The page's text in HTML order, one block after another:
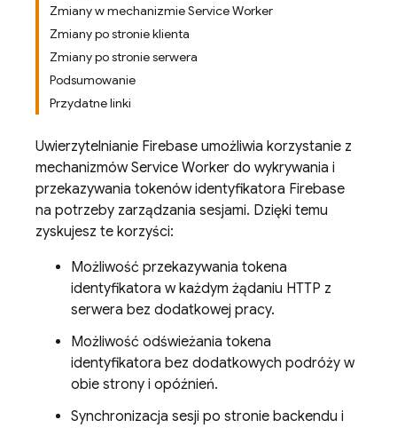
Zmiany w mechanizmie Service Worker
Zmiany po stronie klienta
Zmiany po stronie serwera
Podsumowanie
Przydatne linki
Uwierzytelnianie Firebase umożliwia korzystanie z
mechanizmów Service Worker do wykrywania i
przekazywania tokenów identyfikatora Firebase
na potrzeby zarządzania sesjami. Dzięki temu
zyskujesz te korzyści:
Możliwość przekazywania tokena
identyfikatora w każdym żądaniu HTTP z
serwera bez dodatkowej pracy.
Możliwość odświeżania tokena
identyfikatora bez dodatkowych podróży w
obie strony i opóźnień.
Synchronizacja sesji po stronie backendu i